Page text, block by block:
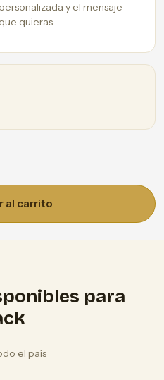
y el mensaje
que quieras.
al carrito
para
el país